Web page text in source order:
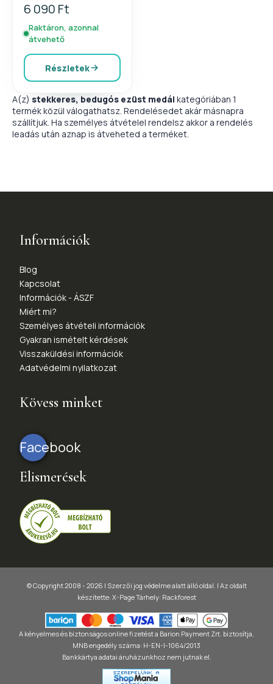
6 090 Ft
Raktáron, azonnal
átvehető
Részletek
A(z) stekkeres, bedugós ezüst medál kategóriában 1
termék közül válogathatsz. Rendelésedet akár másnapra
szállítjuk. Ha személyes átvételel rendelsz akkor a rendelés
leadás után aznap is átveheted a terméket.
Információk
Blog
Kapcsolat
Információk - ÁSZF
Miért mi?
Személyes átvételi információk
Gyakran ismételt kérdések
Visszaküldési információk
Adatvédelmi nyilatkozat
Kövess minket
Facebook
Elismerések
© Copyright 2008 - 2026 | Szerzői jog védelme alatt álló oldal. | Az oldalt
készítette: X-PageTárhely: Rackforest
A kényelmes és biztonságos online fizetést a Barion Payment Zrt. biztosítja,
MNB engedély száma: H-EN-I-1064/2013
Bankkártya adatai áruházunkhoz nem jutnak el.